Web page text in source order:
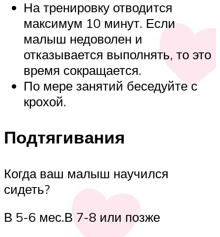
На тренировку отводится
максимум 10 минут. Если
малыш недоволен и
отказывается выполнять, то это
время сокращается.
По мере занятий беседуйте с
крохой.
Подтягивания
Когда ваш малыш научился
сидеть?
В 5-6 мес.В 7-8 или позже